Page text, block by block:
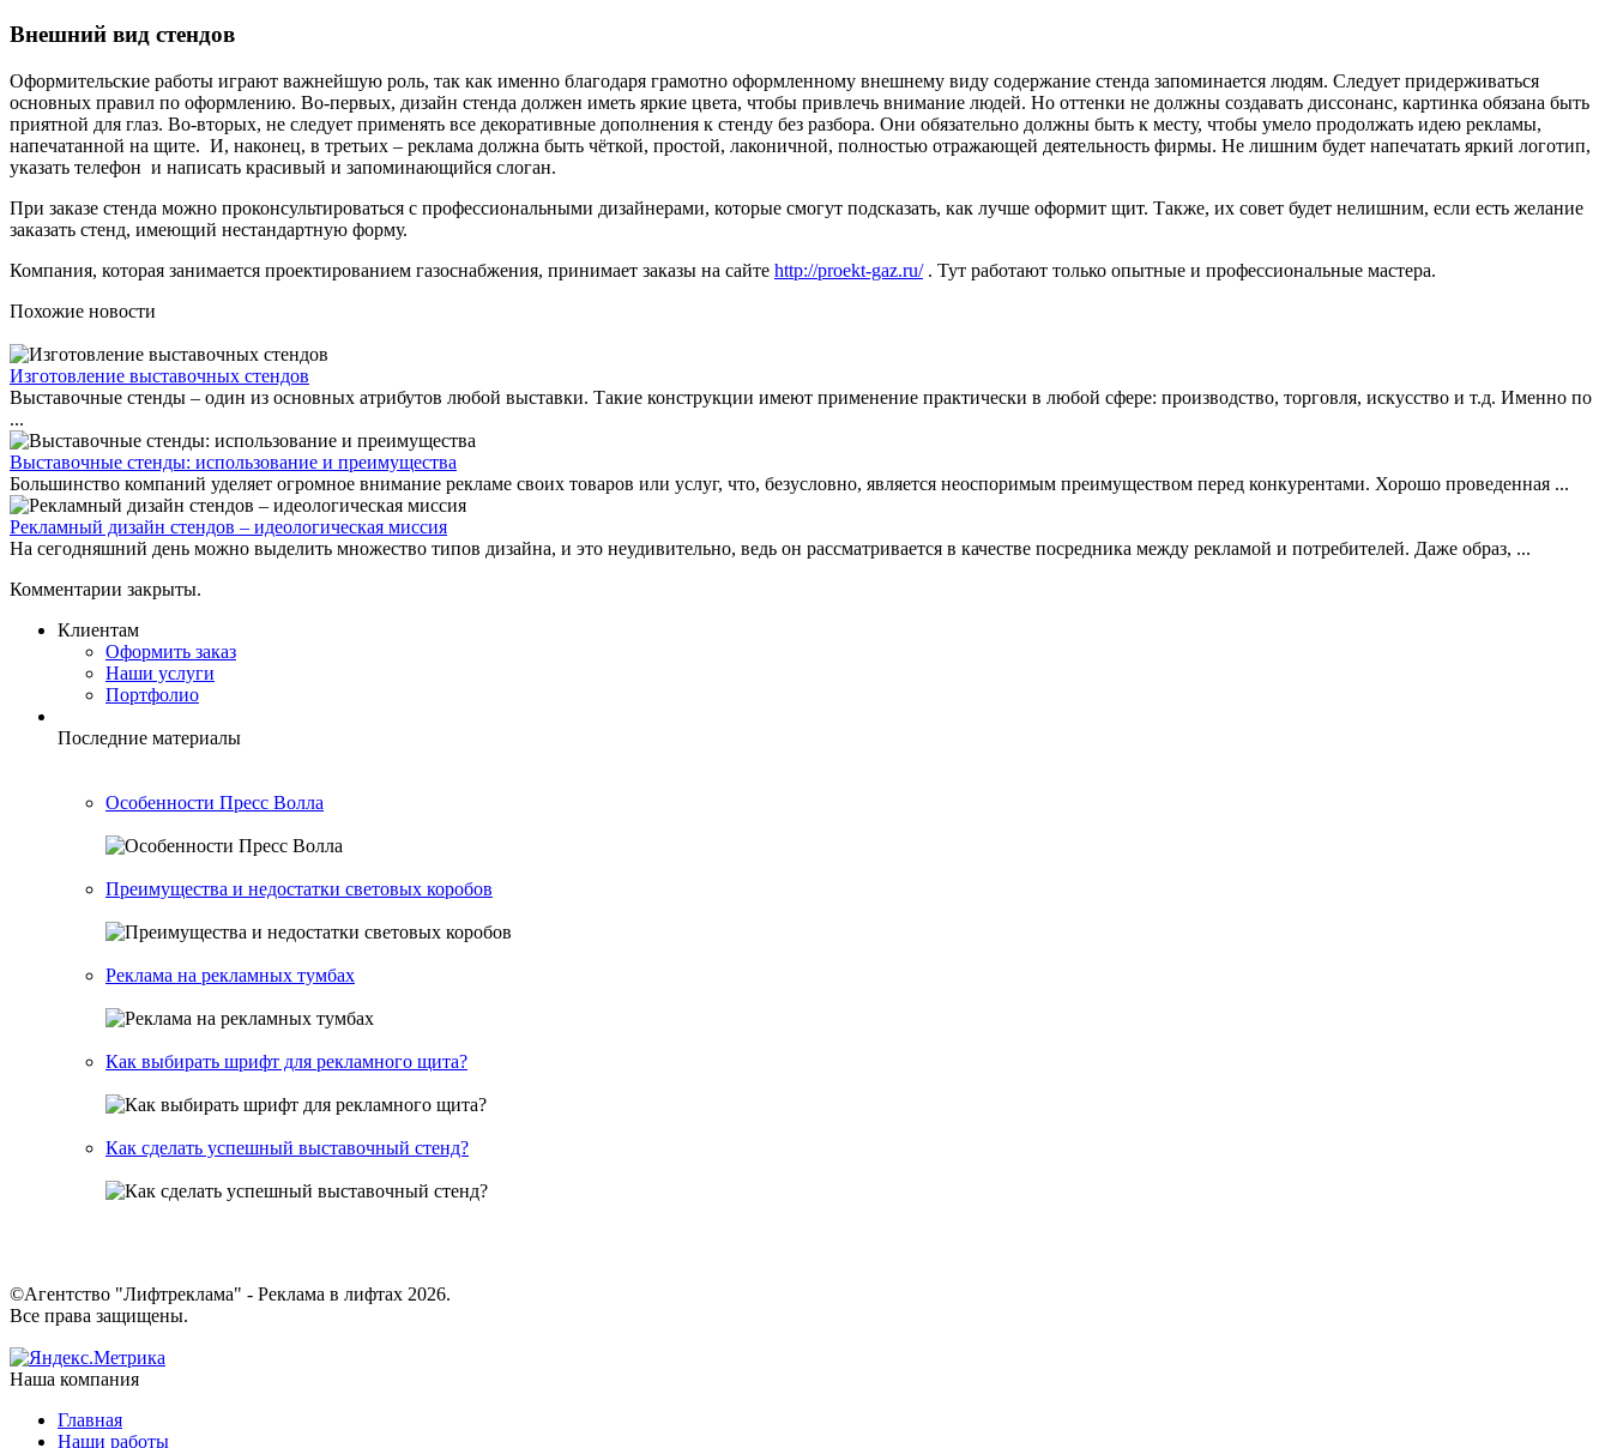
Внешний вид стендов
Оформительские работы играют важнейшую роль, так как именно благодаря грамотно оформленному внешнему виду содержание стенда запоминается людям. Следует придерживаться
основных правил по оформлению. Во-первых, дизайн стенда должен иметь яркие цвета, чтобы привлечь внимание людей. Но оттенки не должны создавать диссонанс, картинка обязана быть
приятной для глаз. Во-вторых, не следует применять все декоративные дополнения к стенду без разбора. Они обязательно должны быть к месту, чтобы умело продолжать идею рекламы,
напечатанной на щите. И, наконец, в третьих – реклама должна быть чёткой, простой, лаконичной, полностью отражающей деятельность фирмы. Не лишним будет напечатать яркий логотип,
указать телефон и написать красивый и запоминающийся слоган.
При заказе стенда можно проконсультироваться с профессиональными дизайнерами, которые смогут подсказать, как лучше оформит щит. Также, их совет будет нелишним, если есть желание
заказать стенд, имеющий нестандартную форму.
Компания, которая занимается проектированием газоснабжения, принимает заказы на сайте http://proekt-gaz.ru/. Тут работают только опытные и профессиональные мастера.
Похожие новости
Изготовление выставочных стендов
Выставочные стенды – один из основных атрибутов любой выставки. Такие конструкции имеют применение практически в любой сфере: производство, торговля, искусство и т.д. Именно по
...
Выставочные стенды: использование и преимущества
Большинство компаний уделяет огромное внимание рекламе своих товаров или услуг, что, безусловно, является неоспоримым преимуществом перед конкурентами. Хорошо проведенная ...
Рекламный дизайн стендов – идеологическая миссия
На сегодняшний день можно выделить множество типов дизайна, и это неудивительно, ведь он рассматривается в качестве посредника между рекламой и потребителей. Даже образ, ...
Комментарии закрыты.
Клиентам
Оформить заказ
Наши услуги
Портфолио
Последние материалы
Особенности Пресс Волла
Преимущества и недостатки световых коробов
Реклама на рекламных тумбах
Как выбирать шрифт для рекламного щита?
Как сделать успешный выставочный стенд?
©Агентство "Лифтреклама" - Реклама в лифтах 2026.
Все права защищены.
Наша компания
Главная
Наши работы